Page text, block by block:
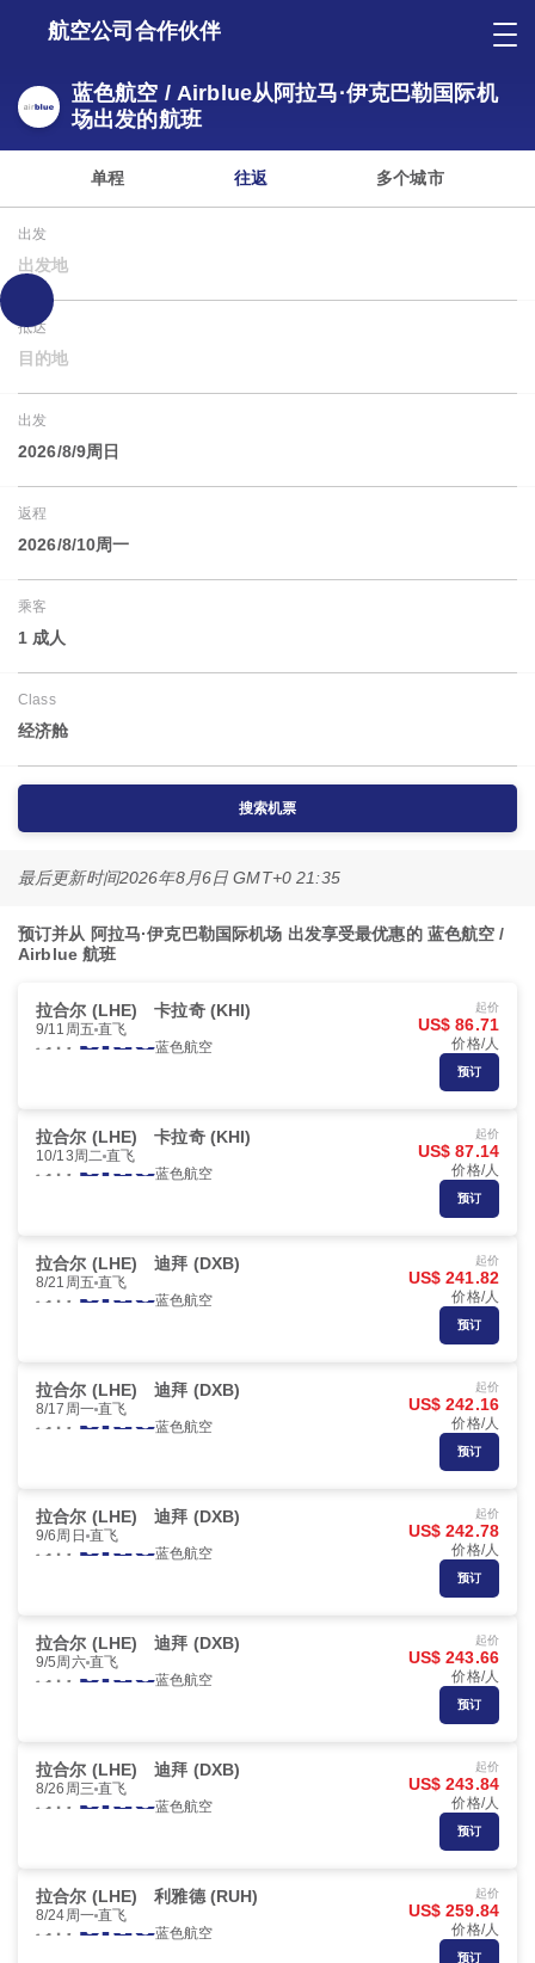
航空公司合作伙伴
蓝色航空 / Airblue从阿拉马·伊克巴勒国际机
场出发的航班
单程 往返 多个城市
出发
出发地
抵达
目的地
出发
2026/8/9周日
返程
2026/8/10周一
乘客
1 成人
Class
经济舱
搜索机票
最后更新时间2026年8月6日 GMT+0 21:35
预订并从 阿拉马·伊克巴勒国际机场 出发享受最优惠的 蓝色航空 /
Airblue 航班
拉合尔 (LHE) 卡拉奇 (KHI)
9/11周五 直飞
蓝色航空
起价
US$ 86.71
价格/人
预订
拉合尔 (LHE) 卡拉奇 (KHI)
10/13周二 直飞
蓝色航空
起价
US$ 87.14
价格/人
预订
拉合尔 (LHE) 迪拜 (DXB)
8/21周五 直飞
蓝色航空
起价
US$ 241.82
价格/人
预订
拉合尔 (LHE) 迪拜 (DXB)
8/17周一 直飞
蓝色航空
起价
US$ 242.16
价格/人
预订
拉合尔 (LHE) 迪拜 (DXB)
9/6周日 直飞
蓝色航空
起价
US$ 242.78
价格/人
预订
拉合尔 (LHE) 迪拜 (DXB)
9/5周六 直飞
蓝色航空
起价
US$ 243.66
价格/人
预订
拉合尔 (LHE) 迪拜 (DXB)
8/26周三 直飞
蓝色航空
起价
US$ 243.84
价格/人
预订
拉合尔 (LHE) 利雅德 (RUH)
8/24周一 直飞
蓝色航空
起价
US$ 259.84
价格/人
预订